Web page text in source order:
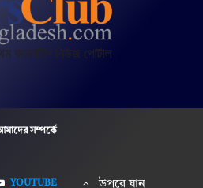
সম্পর্কে
YOUTUBE উপরে যান